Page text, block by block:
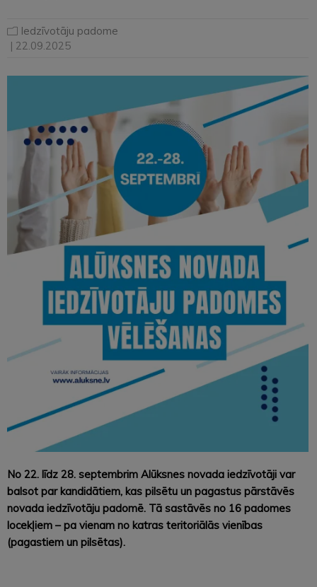
Iedzīvotāju padome
| 22.09.2025
No 22. līdz 28. septembrim Alūksnes novada iedzīvotāji var
balsot par kandidātiem, kas pilsētu un pagastus pārstāvēs
novada iedzīvotāju padomē. Tā sastāvēs no 16 padomes
locekļiem – pa vienam no katras teritoriālās vienības
(pagastiem un pilsētas).